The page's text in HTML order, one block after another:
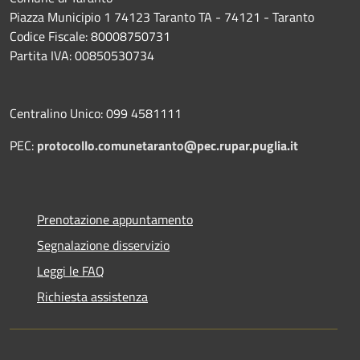
Piazza Municipio 1 74123 Taranto TA - 74121 - Taranto
Codice Fiscale: 80008750731
Partita IVA: 00850530734
Centralino Unico: 099 4581111
PEC: protocollo.comunetaranto@pec.rupar.puglia.it
Prenotazione appuntamento
Segnalazione disservizio
Leggi le FAQ
Richiesta assistenza